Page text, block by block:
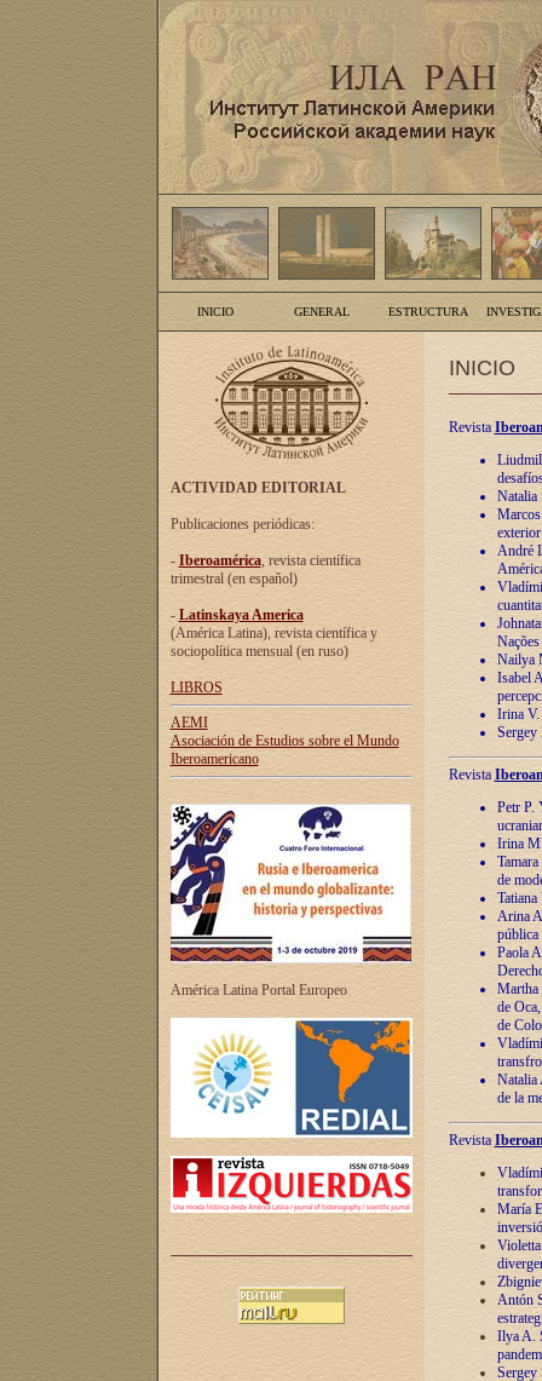
INICIO GENERAL ESTRUCTURA
ACTIVIDAD EDITORIAL
Publicaciones periódicas:
- Iberoamérica, revista científica
trimestral (en español)
- Latinskaya America
(América Latina), revista científica y
sociopolítica mensual (en ruso)
LIBROS
AEMI
Asociación de Estudios sobre el Mundo
Iberoamericano
América Latina Portal Europeo
INICIO
Revista
Natalia
André
Nailya
Isabel
Irina V.
Sergey
Revista
Petr P.
Irina
de
Arina
pública
Paola
Martha
de
de
Natalia
de la
Revista
María
Antón
Ilya A.
Sergey